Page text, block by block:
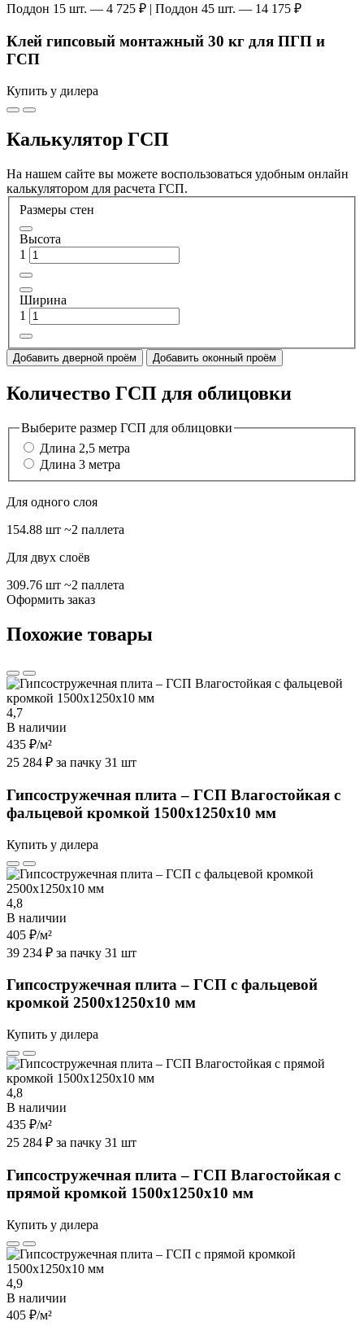
Поддон 15 шт. — 4 725 ₽ | Поддон 45 шт. — 14 175 ₽
Клей гипсовый монтажный 30 кг для ПГП и
ГСП
Купить у дилера
Калькулятор ГСП
На нашем сайте вы можете воспользоваться удобным онлайн
калькулятором для расчета ГСП.
Размеры стен
Высота
1
Ширина
1
Добавить дверной проём Добавить оконный проём
Количество ГСП для облицовки
Выберите размер ГСП для облицовки
Длина 2,5 метра
Длина 3 метра
Для одного слоя
154.88 шт ~2 паллета
Для двух слоёв
309.76 шт ~2 паллета
Оформить заказ
Похожие товары
4,7
В наличии
435 ₽/м²
25 284 ₽ за пачку 31 шт
Гипсостружечная плита – ГСП Влагостойкая с
фальцевой кромкой 1500х1250х10 мм
Купить у дилера
4,8
В наличии
405 ₽/м²
39 234 ₽ за пачку 31 шт
Гипсостружечная плита – ГСП с фальцевой
кромкой 2500х1250х10 мм
Купить у дилера
4,8
В наличии
435 ₽/м²
25 284 ₽ за пачку 31 шт
Гипсостружечная плита – ГСП Влагостойкая с
прямой кромкой 1500х1250х10 мм
Купить у дилера
4,9
В наличии
405 ₽/м²